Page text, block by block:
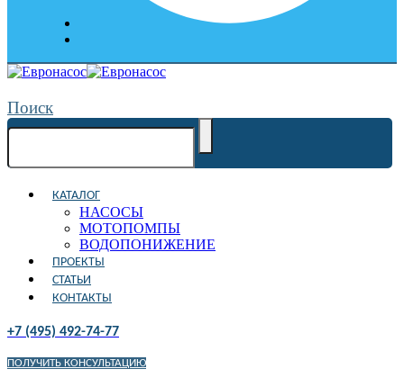
Поиск
КАТАЛОГ
НАСОСЫ
МОТОПОМПЫ
ВОДОПОНИЖЕНИЕ
ПРОЕКТЫ
СТАТЬИ
КОНТАКТЫ
+7 (495) 492-74-77
ПОЛУЧИТЬ КОНСУЛЬТАЦИЮ